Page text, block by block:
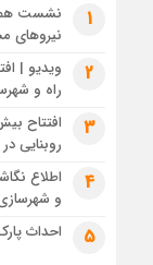
1 سال قبل
فنی و
پروژه ۳۰۰۰ واحدی نهضت ملی مسکن داراب
1 سال قبل
تعامل میان
شهرسازی و
شتاب در پروژه
ماده ۲۳
1
نشست
نیروهای
2
ویدیو |
راه و
3
روبنایی
4
اطلاع
و
5 احداث پارک ۱۰ هکتاری در سایت کوی زیتون شهر